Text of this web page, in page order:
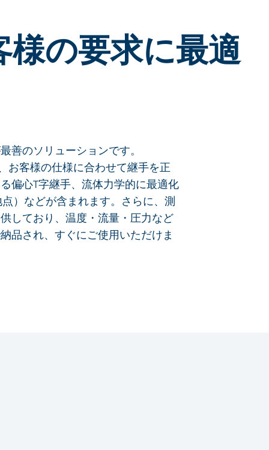
の要求に最適
善のソリューションです。
お客様の仕様に合わせて継手を正
偏心T字継手、流体力学的に最適化
）などが含まれます。さらに、測
しており、温度・流量・圧力など
品され、すぐにご使用いただけま